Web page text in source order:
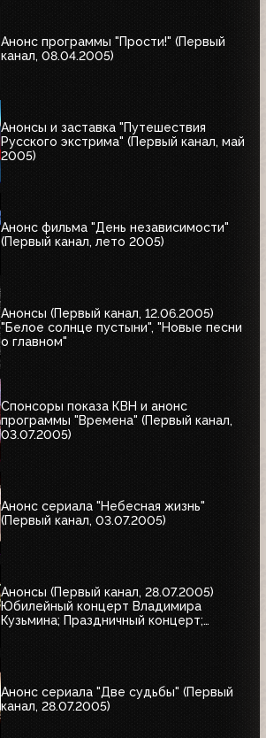
Анонс программы "Прости!" (Первый
канал, 08.04.2005)
Анонсы и заставка "Путешествия
Русского экстрима" (Первый канал, май
2005)
Анонс фильма "День независимости"
(Первый канал, лето 2005)
Анонсы (Первый канал, 12.06.2005)
"Белое солнце пустыни", "Новые песни
о главном"
Спонсоры показа КВН и анонс
программы "Времена" (Первый канал,
03.07.2005)
Анонс сериала "Небесная жизнь"
(Первый канал, 03.07.2005)
Анонсы (Первый канал, 28.07.2005)
Юбилейный концерт Владимира
Кузьмина; Праздничный концерт;
Анонс сериала "Две судьбы" (Первый
канал, 28.07.2005)